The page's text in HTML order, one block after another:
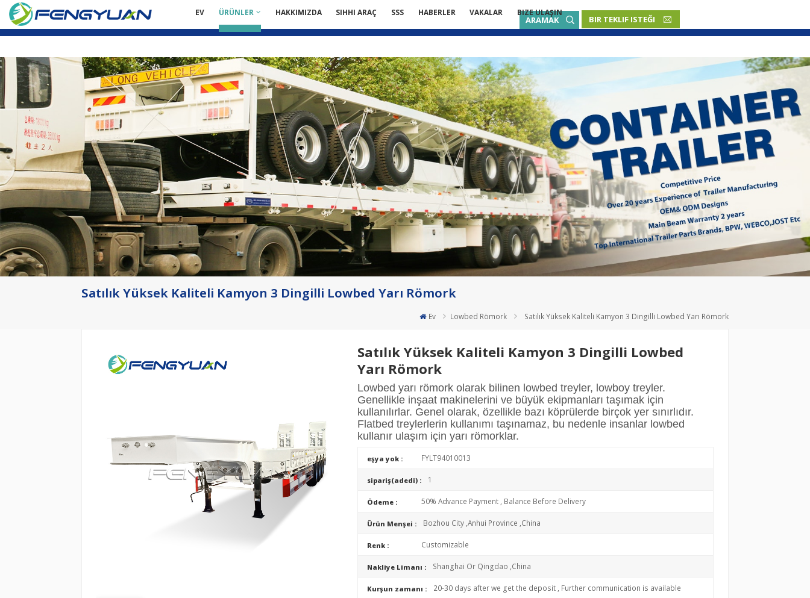
ARAMAK BIR TEKLIF ISTEĞI
Русский язык
Español
Português
Malay
ภาษา
بالعربية
Türkçe
EV ÜRÜNLER HAKKIMIZDA SIHHI ARAÇ SSS HABERLER VAKALAR BIZE ULAŞIN
Satılık Yüksek Kaliteli Kamyon 3 Dingilli Lowbed Yarı Römork
Ev Lowbed Römork Satılık Yüksek Kaliteli Kamyon 3 Dingilli Lowbed Yarı Römork
Satılık Yüksek Kaliteli Kamyon 3 Dingilli Lowbed
Yarı Römork
Lowbed yarı römork olarak bilinen lowbed treyler, lowboy treyler.
Genellikle inşaat makinelerini ve büyük ekipmanları taşımak için
kullanılırlar. Genel olarak, özellikle bazı köprülerde birçok yer sınırlıdır.
Flatbed treylerlerin kullanımı taşınamaz, bu nedenle insanlar lowbed
kullanır ulaşım için yarı römorklar.
eşya yok : FYLT94010013
sipariş(adedi) : 1
Ödeme : 50% Advance Payment , Balance Before Delivery
Ürün Menşei : Bozhou City ,Anhui Province ,China
Renk : Customizable
Nakliye Limanı : Shanghai Or Qingdao ,China
Kurşun zamanı : 20-30 days after we get the deposit , Further communication is available